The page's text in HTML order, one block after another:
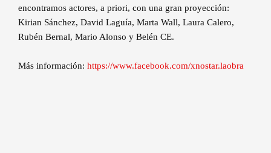
encontramos actores, a priori, con una gran proyección:
Kirian Sánchez, David Laguía, Marta Wall, Laura Calero,
Rubén Bernal, Mario Alonso y Belén CE.
Más información: https://www.facebook.com/xnostar.laobra